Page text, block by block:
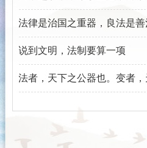
法律是治国之重器，良法是
说到文明，法制要算一项
法者，天下之公器也。变者